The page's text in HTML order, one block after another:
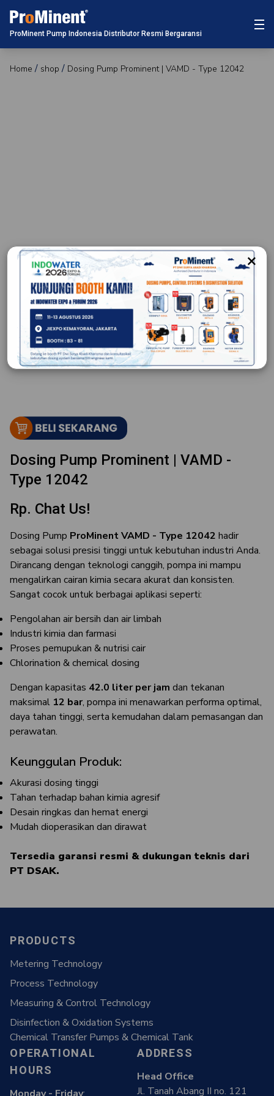
ProMinent Pump Indonesia Distributor Resmi Bergaransi
Home shop Dosing Pump Prominent | VAMD - Type 12042
Dosing Pump Prominent | VAMD -
Type 12042
Rp. Chat Us!
Dosing Pump ProMinent VAMD - Type 12042 hadir
sebagai solusi presisi tinggi untuk kebutuhan industri Anda.
Dirancang dengan teknologi canggih, pompa ini mampu
mengalirkan cairan kimia secara akurat dan konsisten.
Sangat cocok untuk berbagai aplikasi seperti:
Pengolahan air bersih dan air limbah
Industri kimia dan farmasi
Proses pemupukan & nutrisi cair
Chlorination & chemical dosing
Dengan kapasitas 42.0 liter per jam dan tekanan
maksimal 12 bar, pompa ini menawarkan performa optimal,
daya tahan tinggi, serta kemudahan dalam pemasangan dan
perawatan.
Keunggulan Produk:
Akurasi dosing tinggi
Tahan terhadap bahan kimia agresif
Desain ringkas dan hemat energi
Mudah dioperasikan dan dirawat
Tersedia garansi resmi & dukungan teknis dari
PT DSAK.
PRODUCTS
Metering Technology
Process Technology
Measuring & Control Technology
Disinfection & Oxidation Systems
Chemical Transfer Pumps & Chemical Tank
OPERATIONAL
HOURS
ADDRESS
Head Office
Jl. Tanah Abang II no. 121
×